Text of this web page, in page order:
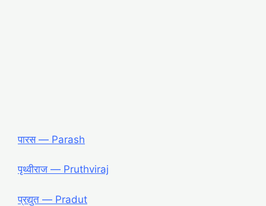
पारस — Parash
पृथ्वीराज — Pruthviraj
प्रद्युत — Pradut